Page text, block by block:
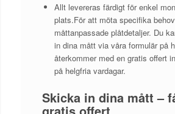
Allt levereras färdigt för enkel
plats.För att möta specifika
måttanpassade plåtdetaljer. Du
in dina mått via våra formulär på
återkommer med en gratis offert
på helgfria vardagar.
Skicka in dina mått –